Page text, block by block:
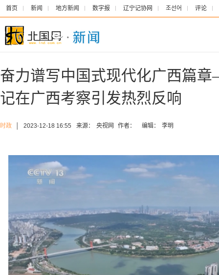
首页 新闻 地方新闻 数字报 辽宁记协网 조선어 评论
奋力谱写中国式现代化广西篇
记在广西考察引发热烈反响
时政 2023-12-18 16:55 来源： 央视网 作者： 编辑： 李明